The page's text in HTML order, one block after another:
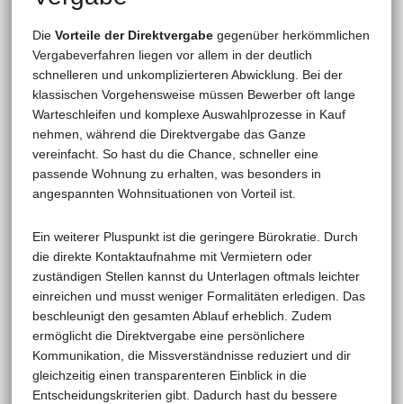
Die Vorteile der Direktvergabegegenüber herkömmlichen
Vergabeverfahren liegen vor allem in der deutlich
schnelleren und unkomplizierteren Abwicklung. Bei der
klassischen Vorgehensweise müssen Bewerber oft lange
Warteschleifen und komplexe Auswahlprozesse in Kauf
nehmen, während die Direktvergabe das Ganze
vereinfacht. So hast du die Chance, schneller eine
passende Wohnung zu erhalten, was besonders in
angespannten Wohnsituationen von Vorteil ist.
Ein weiterer Pluspunkt ist die geringere Bürokratie. Durch
die direkte Kontaktaufnahme mit Vermietern oder
zuständigen Stellen kannst du Unterlagen oftmals leichter
einreichen und musst weniger Formalitäten erledigen. Das
beschleunigt den gesamten Ablauf erheblich. Zudem
ermöglicht die Direktvergabe eine persönlichere
Kommunikation, die Missverständnisse reduziert und dir
gleichzeitig einen transparenteren Einblick in die
Entscheidungskriterien gibt. Dadurch hast du bessere